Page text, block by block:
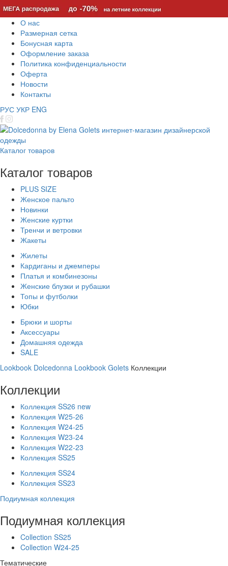
О нас
Размерная сетка
Бонусная карта
Оформление заказа
Политика конфиденциальности
Оферта
Новости
Контакты
РУС УКР ENG
Каталог товаров
Каталог товаров
PLUS SIZE
Женское пальто
Новинки
Женские куртки
Тренчи и ветровки
Жакеты
Жилеты
Кардиганы и джемперы
Платья и комбинезоны
Женские блузки и рубашки
Топы и футболки
Юбки
Брюки и шорты
Аксессуары
Домашняя одежда
SALE
Lookbook Dolcedonna Lookbook Golets Коллекции
Коллекции
Коллекция SS26 new
Коллекция W25-26
Коллекция W24-25
Коллекция W23-24
Коллекция W22-23
Коллекция SS25
Коллекция SS24
Коллекция SS23
Подиумная коллекция
Подиумная коллекция
Collection SS25
Collection W24-25
Тематические